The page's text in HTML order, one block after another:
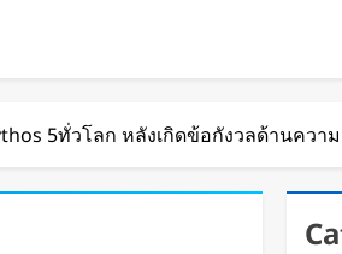
5ทั่วโลก หลังเกิดข้อกังวลด้านควา